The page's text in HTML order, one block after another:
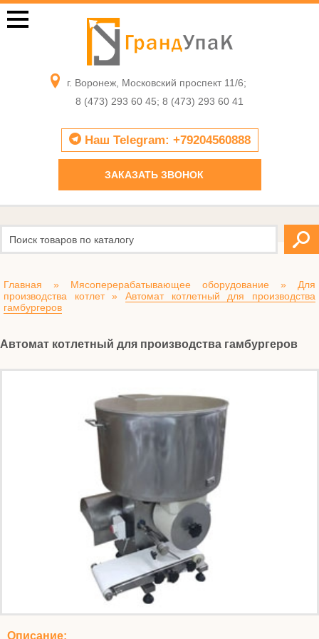
г. Воронеж, Московский проспект 11/6;
8 (473) 293 60 45; 8 (473) 293 60 41
Наш Telegram: +79204560888
ЗАКАЗАТЬ ЗВОНОК
Главная » Мясоперерабатывающее оборудование » Для
производства котлет»Автомат котлетный для производства
гамбургеров
Автомат котлетный для производства гамбургеров
Описание: